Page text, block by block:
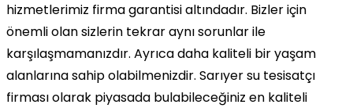
hizmetlerimiz firma garantisi altındadır. Bizler için
önemli olan sizlerin tekrar aynı sorunlar ile
karşılaşmamanızdır. Ayrıca daha kaliteli bir yaşam
alanlarına sahip olabilmenizdir. Sarıyer su tesisatçı
firması olarak piyasada bulabileceğiniz en kaliteli